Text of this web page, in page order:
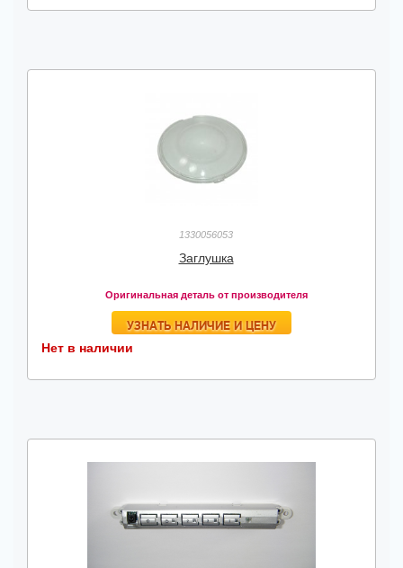
1330056053
Заглушка
Оригинальная деталь от производителя
УЗНАТЬ НАЛИЧИЕ И ЦЕНУ
Нет в наличии